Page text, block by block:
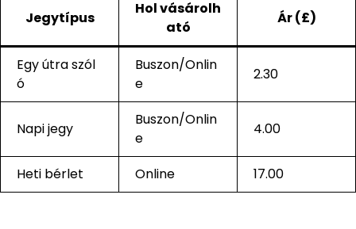
Jegytípus
Hol vásárolh
ató
Ár (£)
Egy útra szól
ó
Buszon/Onlin
e
2.30
Napi jegy
Buszon/Onlin
e
4.00
Heti bérlet Online 17.00